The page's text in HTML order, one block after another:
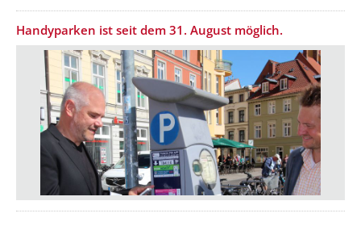
Handyparken ist seit dem 31. August möglich.